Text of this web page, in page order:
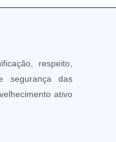
respeito,
segurança das
ativo